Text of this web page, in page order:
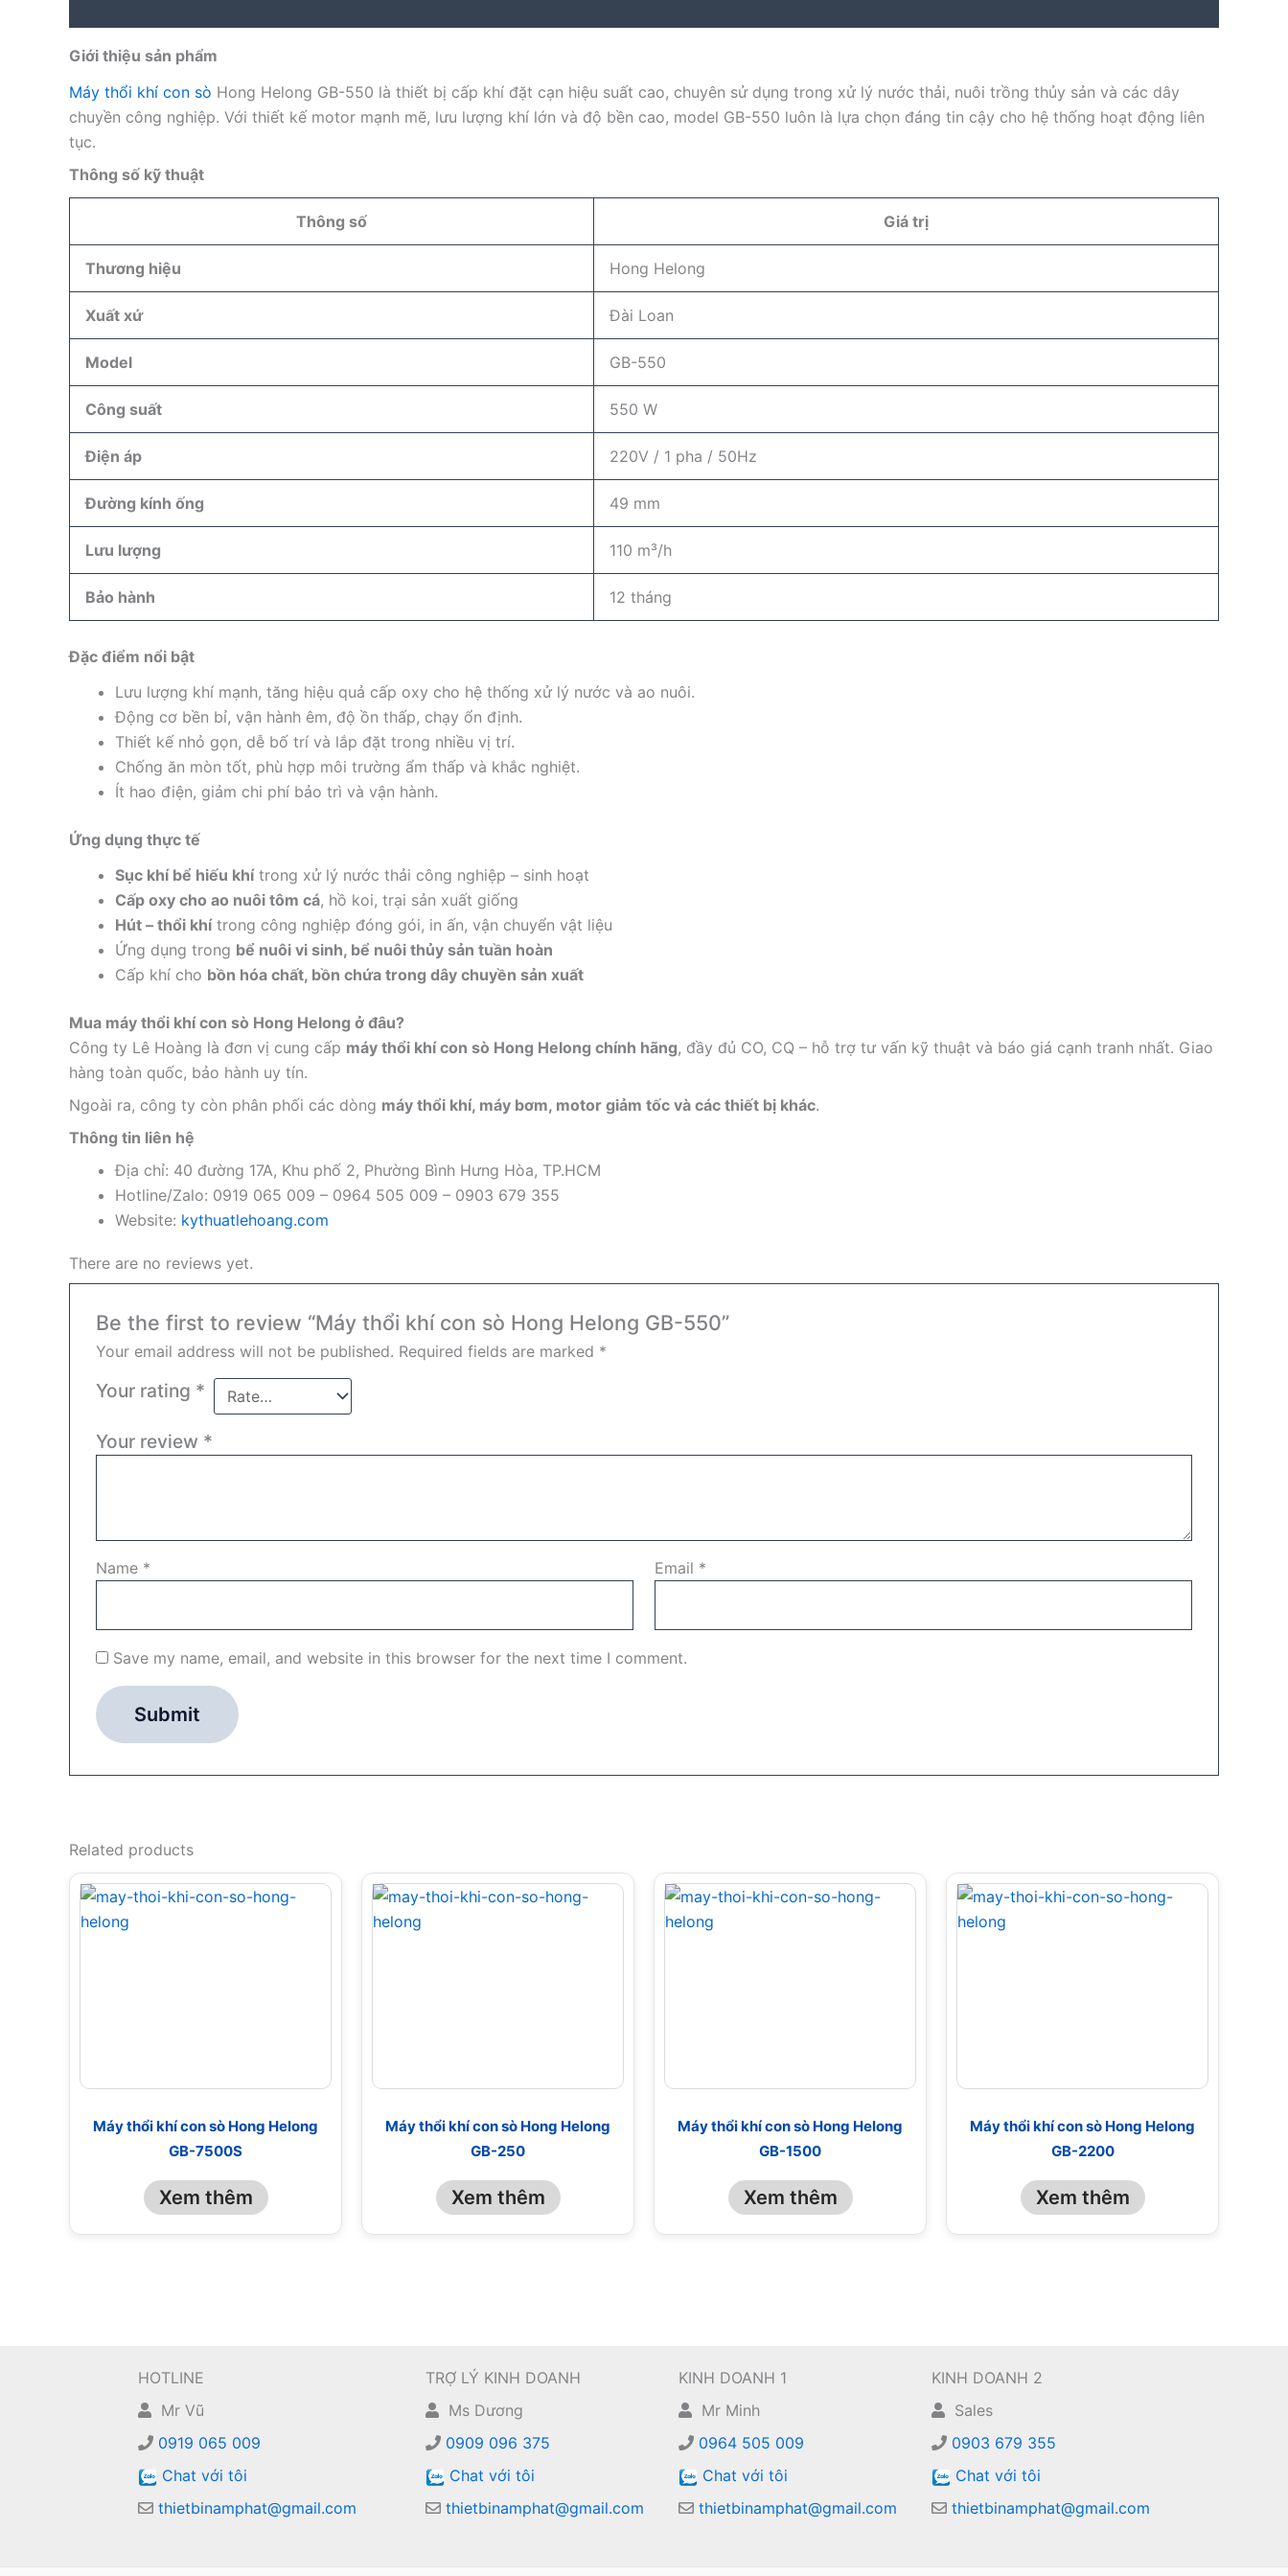
Giới thiệu sản phẩm
Máy thổi khí con sò Hong Helong GB-550 là thiết bị cấp khí đặt cạn hiệu suất cao, chuyên sử dụng trong xử lý nước thải, nuôi trồng thủy sản và các dây
chuyền công nghiệp. Với thiết kế motor mạnh mẽ, lưu lượng khí lớn và độ bền cao, model GB-550 luôn là lựa chọn đáng tin cậy cho hệ thống hoạt động liên
tục.
Thông số kỹ thuật
Thông số Giá trị
Thương hiệu Hong Helong
Xuất xứ Đài Loan
Model GB-550
Công suất 550 W
Điện áp 220V / 1 pha / 50Hz
Đường kính ống 49 mm
Lưu lượng 110 m³/h
Bảo hành 12 tháng
Đặc điểm nổi bật
Lưu lượng khí mạnh, tăng hiệu quả cấp oxy cho hệ thống xử lý nước và ao nuôi.
Động cơ bền bỉ, vận hành êm, độ ồn thấp, chạy ổn định.
Thiết kế nhỏ gọn, dễ bố trí và lắp đặt trong nhiều vị trí.
Chống ăn mòn tốt, phù hợp môi trường ẩm thấp và khắc nghiệt.
Ít hao điện, giảm chi phí bảo trì và vận hành.
Ứng dụng thực tế
Sục khí bể hiếu khítrong xử lý nước thải công nghiệp – sinh hoạt
Cấp oxy cho ao nuôi tôm cá, hồ koi, trại sản xuất giống
Hút – thổi khítrong công nghiệp đóng gói, in ấn, vận chuyển vật liệu
Ứng dụng trong bể nuôi vi sinh, bể nuôi thủy sản tuần hoàn
Cấp khí cho bồn hóa chất, bồn chứa trong dây chuyền sản xuất
Mua máy thổi khí con sò Hong Helong ở đâu?
Công ty Lê Hoàng là đơn vị cung cấp máy thổi khí con sò Hong Helong chính hãng, đầy đủ CO, CQ – hỗ trợ tư vấn kỹ thuật và báo giá cạnh tranh nhất. Giao
hàng toàn quốc, bảo hành uy tín.
Ngoài ra, công ty còn phân phối các dòng máy thổi khí, máy bơm, motor giảm tốc và các thiết bị khác.
Thông tin liên hệ
Địa chỉ: 40 đường 17A, Khu phố 2, Phường Bình Hưng Hòa, TP.HCM
Hotline/Zalo: 0919 065 009 – 0964 505 009 – 0903 679 355
Website: kythuatlehoang.com
There are no reviews yet.
Be the first to review “Máy thổi khí con sò Hong Helong GB-550”
Your email address will not be published. Required fields are marked *
Your rating *
Your review *
Name * Email *
Save my name, email, and website in this browser for the next time I comment.
Related products
Máy thổi khí con sò Hong Helong
GB-7500S
Xem thêm
Máy thổi khí con sò Hong Helong
GB-250
Xem thêm
Máy thổi khí con sò Hong Helong
GB-1500
Xem thêm
Máy thổi khí con sò Hong Helong
GB-2200
Xem thêm
HOTLINE
Mr Vũ
0919 065 009
Chat với tôi
thietbinamphat@gmail.com
TRỢ LÝ KINH DOANH
Ms Dương
0909 096 375
Chat với tôi
thietbinamphat@gmail.com
KINH DOANH 1
Mr Minh
0964 505 009
Chat với tôi
thietbinamphat@gmail.com
KINH DOANH 2
Sales
0903 679 355
Chat với tôi
thietbinamphat@gmail.com